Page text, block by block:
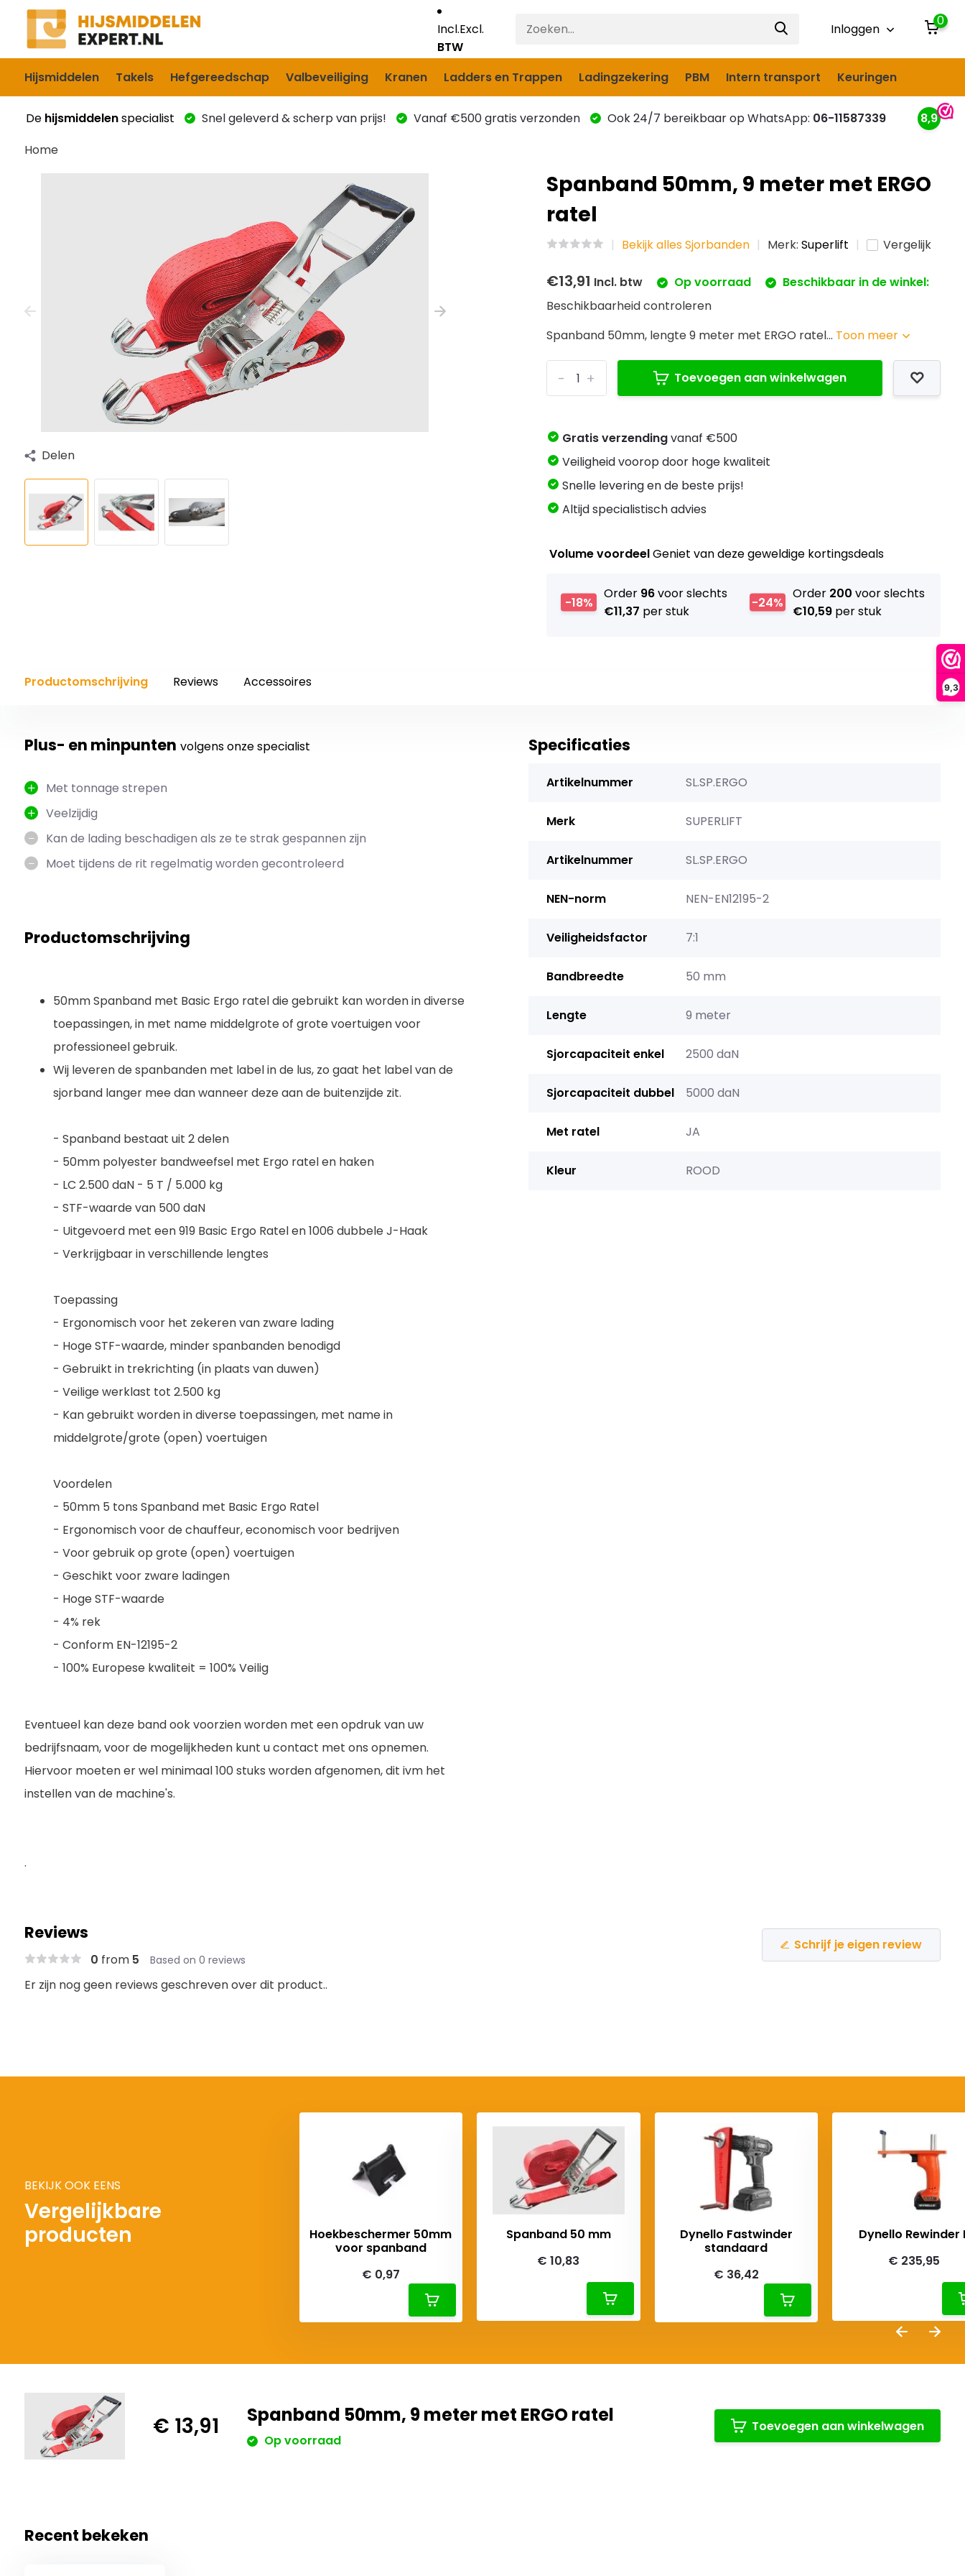
9,3
Incl.Excl.
BTW
Inloggen
0
Hijsmiddelen Takels Hefgereedschap Valbeveiliging Kranen Ladders en Trappen Ladingzekering PBM Intern transport Keuringen
De hijsmiddelenspecialist Snel geleverd & scherp van prijs! Vanaf €500 gratis verzonden Ook 24/7 bereikbaar op WhatsApp: 06-11587339
8,9
Home
Delen
Spanband 50mm, 9 meter met ERGO
ratel
Bekijk alles Sjorbanden Merk:Superlift Vergelijk
€13,91 Incl. btw Op voorraad
Beschikbaar in de winkel:
Beschikbaarheid controleren
Spanband 50mm, lengte 9 meter met ERGO ratel... Toon meer
+
- Toevoegen aan winkelwagen
Gratis verzendingvanaf €500
Veiligheid voorop door hoge kwaliteit
Snelle levering en de beste prijs!
Altijd specialistisch advies
Volume voordeelGeniet van deze geweldige kortingsdeals
-18%
Order 96voor slechts
€11,37 per stuk
-24%
Order 200 voor slechts
€10,59per stuk
Productomschrijving Reviews Accessoires
Plus- en minpunten volgens onze specialist
Met tonnage strepen
Veelzijdig
Kan de lading beschadigen als ze te strak gespannen zijn
Moet tijdens de rit regelmatig worden gecontroleerd
Productomschrijving
50mm Spanband met Basic Ergo ratel die gebruikt kan worden in diverse
toepassingen, in met name middelgrote of grote voertuigen voor
professioneel gebruik.
Wij leveren de spanbanden met label in de lus, zo gaat het label van de
sjorband langer mee dan wanneer deze aan de buitenzijde zit.
- Spanband bestaat uit 2 delen
- 50mm polyester bandweefsel met Ergo ratel en haken
- LC 2.500 daN - 5 T / 5.000 kg
- STF-waarde van 500 daN
- Uitgevoerd met een 919 Basic Ergo Ratel en 1006 dubbele J-Haak
- Verkrijgbaar in verschillende lengtes
Toepassing
- Ergonomisch voor het zekeren van zware lading
- Hoge STF-waarde, minder spanbanden benodigd
- Gebruikt in trekrichting (in plaats van duwen)
- Veilige werklast tot 2.500 kg
- Kan gebruikt worden in diverse toepassingen, met name in
middelgrote/grote (open) voertuigen
Voordelen
- 50mm 5 tons Spanband met Basic Ergo Ratel
- Ergonomisch voor de chauffeur, economisch voor bedrijven
- Voor gebruik op grote (open) voertuigen
- Geschikt voor zware ladingen
- Hoge STF-waarde
- 4% rek
- Conform EN-12195-2
- 100% Europese kwaliteit = 100% Veilig
Eventueel kan deze band ook voorzien worden met een opdruk van uw
bedrijfsnaam, voor de mogelijkheden kunt u contact met ons opnemen.
Hiervoor moeten er wel minimaal 100 stuks worden afgenomen, dit ivm het
instellen van de machine's.
.
Specificaties
Artikelnummer SL.SP.ERGO
Merk SUPERLIFT
Artikelnummer SL.SP.ERGO
NEN-norm NEN-EN12195-2
Veiligheidsfactor 7:1
Bandbreedte 50 mm
Lengte 9 meter
Sjorcapaciteit enkel 2500 daN
Sjorcapaciteit dubbel 5000 daN
Met ratel JA
Kleur ROOD
Reviews
0 from 5 Based on 0 reviews
Schrijf je eigen review
Er zijn nog geen reviews geschreven over dit product..
BEKIJK OOK EENS
Vergelijkbare
producten
Rewinder II
Hoekbeschermer 50mm
voor spanband
€ 0,97
Spanband 50 mm
€ 10,83
Dynello Fastwinder
standaard
€ 36,42
Dynello Rewinder
€ 235,95
€ 13,91 Spanband 50mm, 9 meter met ERGO ratel
Op voorraad
Toevoegen aan winkelwagen
Recent bekeken